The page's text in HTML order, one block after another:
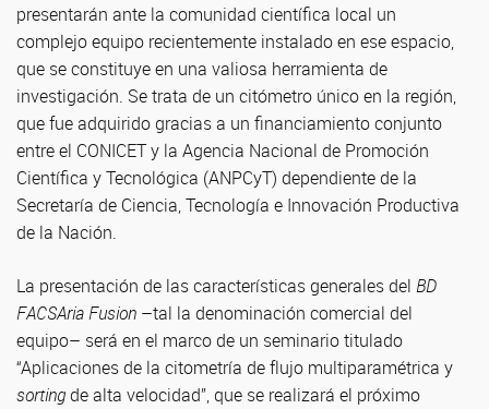
presentarán ante la comunidad científica local un
complejo equipo recientemente instalado en ese espacio,
que se constituye en una valiosa herramienta de
investigación. Se trata de un citómetro único en la región,
que fue adquirido gracias a un financiamiento conjunto
entre el CONICET y la Agencia Nacional de Promoción
Científica y Tecnológica (ANPCyT) dependiente de la
Secretaría de Ciencia, Tecnología e Innovación Productiva
de la Nación.
La presentación de las características generales del BD
FACSAria Fusion –tal la denominación comercial del
equipo– será en el marco de un seminario titulado
“Aplicaciones de la citometría de flujo multiparamétrica y
sortingde alta velocidad”, que se realizará el próximo